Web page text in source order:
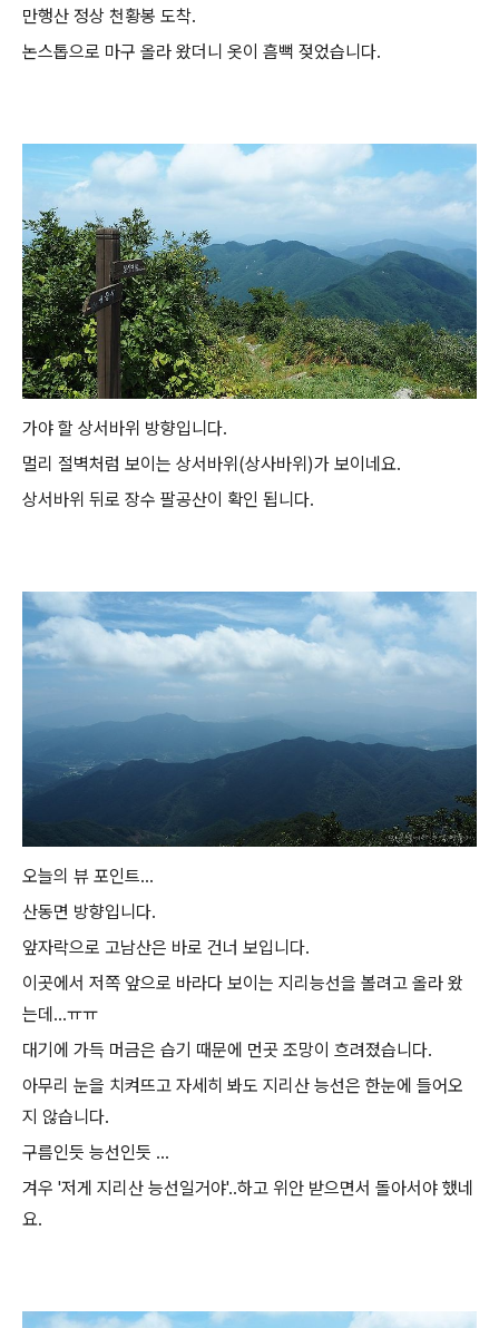
만행산 정상 천황봉 도착.
논스톱으로 마구 올라 왔더니 옷이 흠뻑 젖었습니다.
가야 할 상서바위 방향입니다.
멀리 절벽처럼 보이는 상서바위(상사바위)가 보이네요.
상서바위 뒤로 장수 팔공산이 확인 됩니다.
오늘의 뷰 포인트...
산동면 방향입니다.
앞자락으로 고남산은 바로 건너 보입니다.
이곳에서 저쪽 앞으로 바라다 보이는 지리능선을 볼려고 올라 왔
는데...ㅠㅠ
대기에 가득 머금은 습기 때문에 먼곳 조망이 흐려졌습니다.
아무리 눈을 치켜뜨고 자세히 봐도 지리산 능선은 한눈에 들어오
지 않습니다.
구름인듯 능선인듯 ...
겨우 '저게 지리산 능선일거야'..하고 위안 받으면서 돌아서야 했네
요.